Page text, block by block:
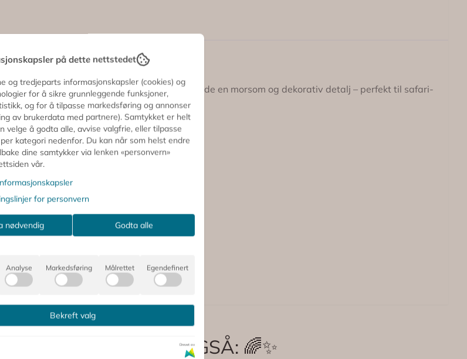
🐘 I tillegg til å være praktiske, er de en morsom og dekorativ detalj – perfekt til safari-
OPPDAGET OGSÅ: 🌈✨
på dette nettstedet
og tredjeparts informasjonskapsler (cookies) og
for å sikre grunnleggende funksjoner,
og for å tilpasse markedsføring og annonser
av brukerdata med partnere). Samtykket er helt
velge å godta alle, avvise valgfrie, eller tilpasse
kategori nedenfor. Du kan når som helst endre
dine samtykker via lenken «personvern»
vår.
for personvern
nødvendig Godta alle
Analyse Markedsføring Målrettet Egendefinert
Bekreft valg
Drevet av